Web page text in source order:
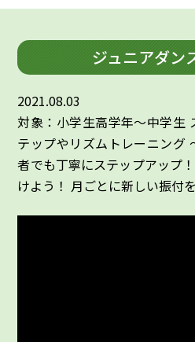
ジュニアダン
2021.08.03
対象：小学生高学年～中学生
テップやリズムトレーニング
者でも丁寧にステップアップ
けよう！ 月ごとに新しい振付を